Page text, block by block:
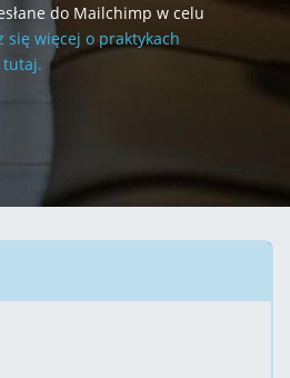
do Mailchimp w celu
się więcej o praktykach